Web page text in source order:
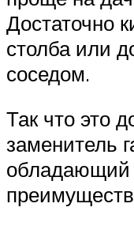
Достаточно
столба или
соседом.
Так что это
заменитель
обладающий